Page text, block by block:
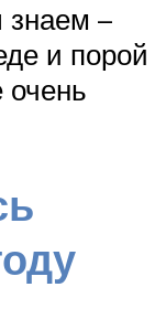
знаем –
и порой
очень